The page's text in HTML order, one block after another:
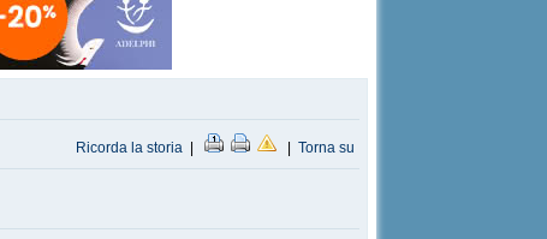
Ricorda la storia | |Torna su